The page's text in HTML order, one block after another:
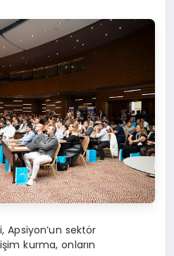
Apsiyon’un sektör
kurma, onların